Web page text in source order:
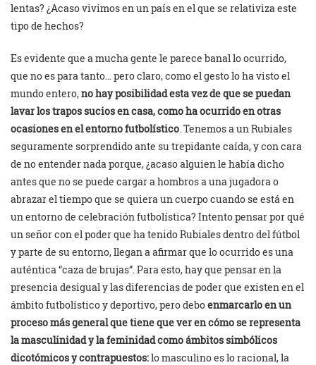
lentas? ¿Acaso vivimos en un país en el que se relativiza este
tipo de hechos?
Es evidente que a mucha gente le parece banal lo ocurrido,
que no es para tanto… pero claro, como el gesto lo ha visto el
mundo entero,no hay posibilidad esta vez de que se puedan
lavar los trapos sucios en casa, como ha ocurrido en otras
ocasiones en el entorno futbolístico. Tenemos a un Rubiales
seguramente sorprendido ante su trepidante caída, y con cara
de no entender nada porque, ¿acaso alguien le había dicho
antes que no se puede cargar a hombros a una jugadora o
abrazar el tiempo que se quiera un cuerpo cuando se está en
un entorno de celebración futbolística? Intento pensar por qué
un señor con el poder que ha tenido Rubiales dentro del fútbol
y parte de su entorno, llegan a afirmar que lo ocurrido es una
auténtica “caza de brujas”. Para esto, hay que pensar en la
presencia desigual y las diferencias de poder que existen en el
ámbito futbolístico y deportivo, pero deboenmarcarlo en un
proceso más general que tiene que ver en cómo se representa
la masculinidad y la feminidad como ámbitos simbólicos
dicotómicos y contrapuestos:lo masculino es lo racional, la